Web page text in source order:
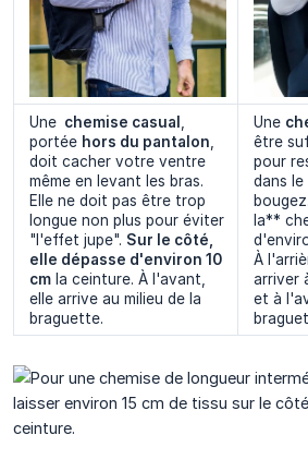
Une chemise casual
portée hors du pantalon
doit cacher votre ventre
même en levant les bras.
Elle ne doit pas être trop
longue non plus pour éviter
"l'effet jupe". Sur le côté,
elle dépasse d'environ 10
cm la ceinture. À l'avant,
elle arrive au milieu de la
braguette.
Une
être
pour
dans
la**
À
arriver
et à